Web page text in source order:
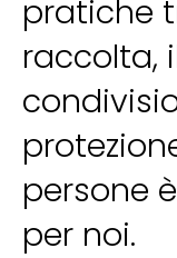
pratiche
raccolta,
persone
per noi.